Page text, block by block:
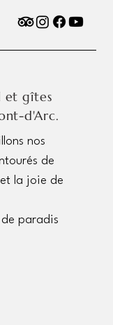
et gîtes
d'Arc.
nos
de
la joie de
paradis